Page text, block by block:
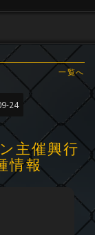
一覧へ
24
主催興行
情報